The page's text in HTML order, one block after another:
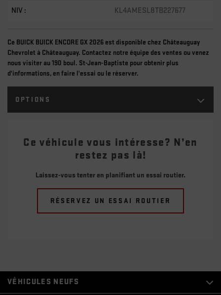
NIV : KL4AMESL8TB227677
Ce BUICK BUICK ENCORE GX 2026 est disponible chez Châteauguay
Chevrolet à Châteauguay. Contactez notre équipe des ventes ou venez
nous visiter au 190 boul. St-Jean-Baptiste pour obtenir plus
d'informations, en faire l'essai ou le réserver.
OPTIONS
Ce véhicule vous intéresse? N’en
restez pas là!
Laissez-vous tenter en planifiant un essai routier.
RÉSERVEZ UN ESSAI ROUTIER
VÉHICULES NEUFS